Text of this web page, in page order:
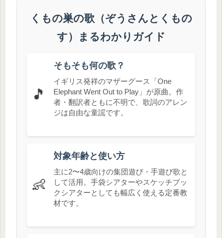
くもの巣の歌（ぞうさんとくもの
す）まるわかりガイド
🎵
そもそも何の歌？
イギリス発祥のマザーグース「One
Elephant Went Out to Play」が原曲。作
者・翻訳者ともに不明で、歌詞のアレン
ジは自由な童謡です。
👶
対象年齢と使い方
主に2〜4歳向けの集団遊び・手遊び歌と
して活用。手袋シアターやスケッチブッ
クシアターとしても幅広く使える定番教
材です。